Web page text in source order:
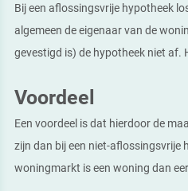
Bij een aflossingsvrije hypotheek
algemeen de eigenaar van de
gevestigd is) de hypotheek niet af.
Voordeel
Een voordeel is dat hierdoor de
zijn dan bij een niet-aflossingsvrije
woningmarkt is een woning dan